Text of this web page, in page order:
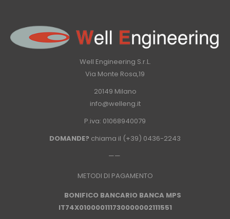
Well Engineering S.r.L.
Via Monte Rosa,19
20149 Milano
info@welleng.it
P.iva: 01068940079
DOMANDE? chiama il (+39) 0436-2243
——
METODI DI PAGAMENTO
BONIFICO BANCARIO BANCA MPS
IT74X010000111730000002111551